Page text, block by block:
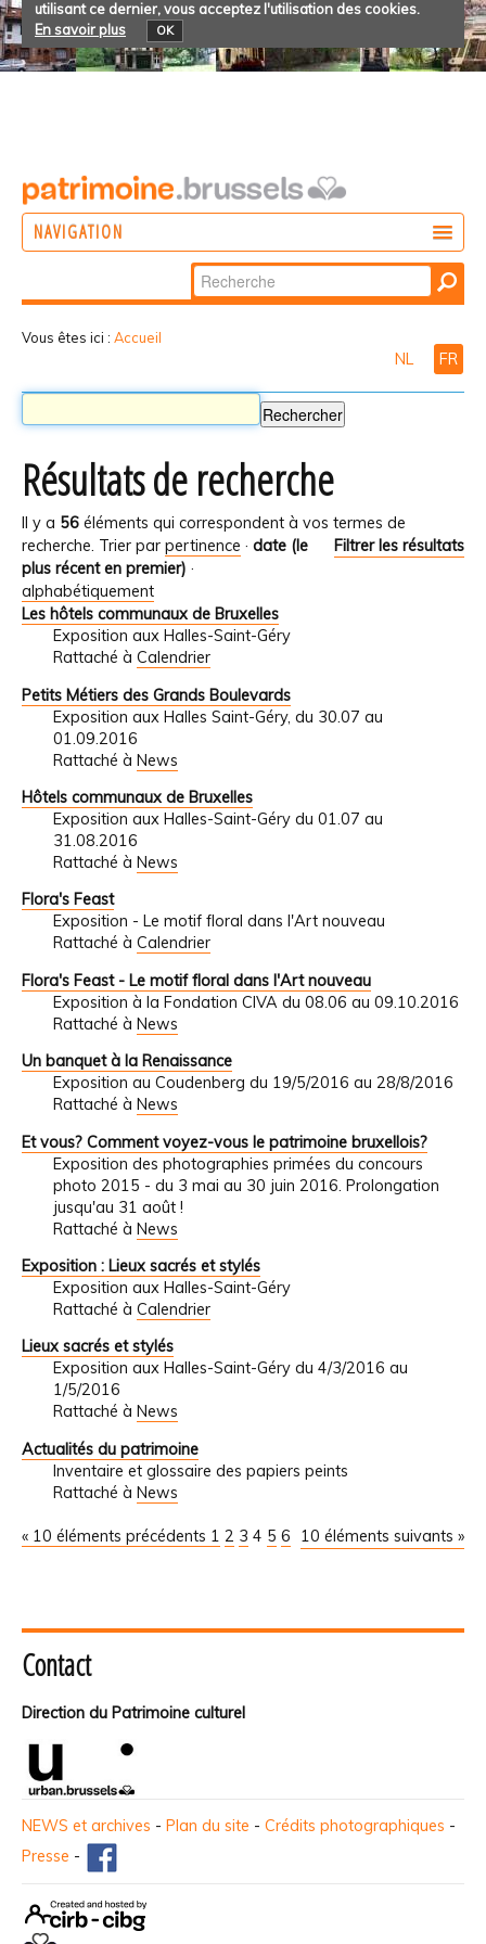
utilisant ce dernier, vous acceptez l'utilisation des cookies.
En savoir plus
OK
NAVIGATION
Chercher par
Recherche
Vous êtes ici : Accueil
NL FR
Résultats de recherche
Il y a 56 éléments qui correspondent à vos termes de
recherche.
Filtrer les résultats
Trier par pertinence · date (le
plus récent en premier) ·
alphabétiquement
Les hôtels communaux de Bruxelles
Exposition aux Halles-Saint-Géry
Rattaché à Calendrier
Petits Métiers des Grands Boulevards
Exposition aux Halles Saint-Géry, du 30.07 au
01.09.2016
Rattaché à News
Hôtels communaux de Bruxelles
Exposition aux Halles-Saint-Géry du 01.07 au
31.08.2016
Rattaché à News
Flora's Feast
Exposition - Le motif floral dans l'Art nouveau
Rattaché à Calendrier
Flora's Feast - Le motif floral dans l'Art nouveau
Exposition à la Fondation CIVA du 08.06 au 09.10.2016
Rattaché à News
Un banquet à la Renaissance
Exposition au Coudenberg du 19/5/2016 au 28/8/2016
Rattaché à News
Et vous? Comment voyez-vous le patrimoine bruxellois?
Exposition des photographies primées du concours
photo 2015 - du 3 mai au 30 juin 2016. Prolongation
jusqu'au 31 août !
Rattaché à News
Exposition : Lieux sacrés et stylés
Exposition aux Halles-Saint-Géry
Rattaché à Calendrier
Lieux sacrés et stylés
Exposition aux Halles-Saint-Géry du 4/3/2016 au
1/5/2016
Rattaché à News
Actualités du patrimoine
Inventaire et glossaire des papiers peints
Rattaché à News
« 10 éléments précédents 10 éléments suivants »
1 2 3 4 5 6
Contact
Direction du Patrimoine culturel
NEWS et archives - Plan du site - Crédits photographiques -
Presse -